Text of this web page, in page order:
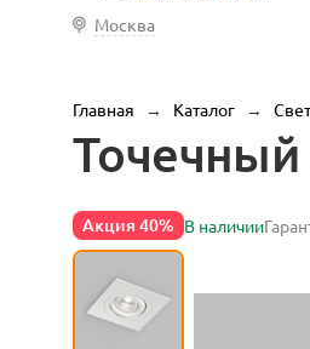
Москва
Главная → Каталог →
Точечный
Акция 40% В наличии